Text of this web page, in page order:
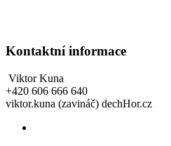
Kontaktní informace
Viktor Kuna
+420 606 666 640
viktor.kuna (zavináč) dechHor.cz